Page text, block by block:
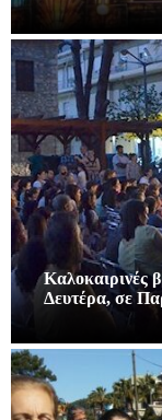
Καλοκαιρινές
Δευτέρα, σε